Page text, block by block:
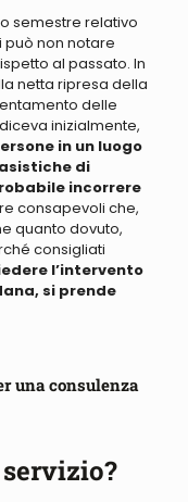
semestre relativo
può non notare
al passato. In
netta ripresa della
delle
inizialmente,
in un luogo
di
incorrere
consapevoli che,
quanto dovuto,
consigliati
l’intervento
si prende
una consulenza